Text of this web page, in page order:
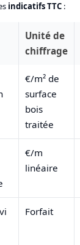
indicatifs TTC:
Unité de
chiffrage
€/m² de
surface
bois
traitée
€/m
linéaire
Forfait